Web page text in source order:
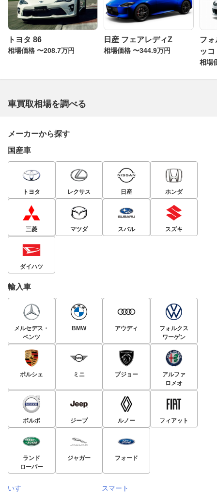
トヨタ 86
相場価格 〜208.7万円
日産 フェアレディZ
相場価格 〜344.9万円
フォ
ッコ
相場
車買取相場を調べる
メーカーから探す
国産車
トヨタ レクサス 日産 ホンダ
三菱 マツダ スバル スズキ
ダイハツ
輸入車
メルセデス・
ベンツ
BMW アウディ
フォルクス
ワーゲン
ポルシェ ミニ プジョー
アルファ
ロメオ
ボルボ ジープ ルノー フィアット
ランド
ローバー
ジャガー フォード
いすゞ スマート